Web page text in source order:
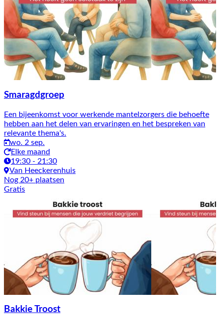
Smaragdgroep
Een bijeenkomst voor werkende mantelzorgers die behoefte
hebben aan het delen van ervaringen en het bespreken van
relevante thema's.
wo. 2 sep.
Elke maand
19:30 - 21:30
Van Heeckerenhuis
Nog 20+ plaatsen
Gratis
Bakkie Troost